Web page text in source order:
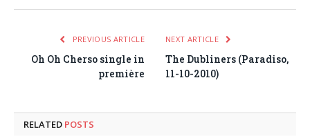
PREVIOUS ARTICLE
Oh Oh Cherso single in
première
NEXT ARTICLE
The Dubliners (Paradiso,
11-10-2010)
RELATED POSTS